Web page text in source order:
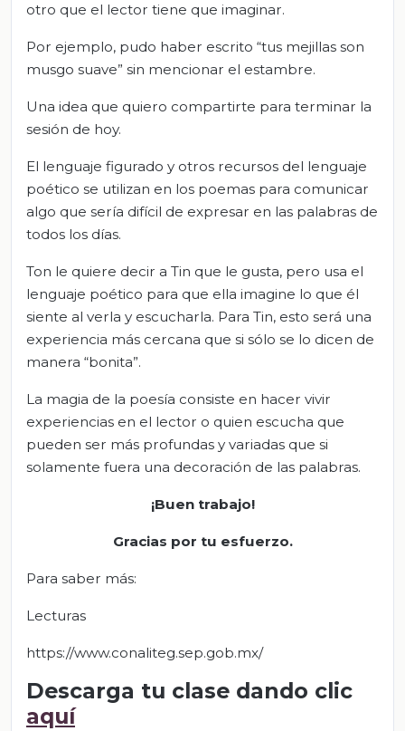
otro que el lector tiene que imaginar.
Por ejemplo, pudo haber escrito “tus mejillas son
musgo suave” sin mencionar el estambre.
Una idea que quiero compartirte para terminar la
sesión de hoy.
El lenguaje figurado y otros recursos del lenguaje
poético se utilizan en los poemas para comunicar
algo que sería difícil de expresar en las palabras de
todos los días.
Ton le quiere decir a Tin que le gusta, pero usa el
lenguaje poético para que ella imagine lo que él
siente al verla y escucharla. Para Tin, esto será una
experiencia más cercana que si sólo se lo dicen de
manera “bonita”.
La magia de la poesía consiste en hacer vivir
experiencias en el lector o quien escucha que
pueden ser más profundas y variadas que si
solamente fuera una decoración de las palabras.
¡Buen trabajo!
Gracias por tu esfuerzo.
Para saber más:
Lecturas
https://www.conaliteg.sep.gob.mx/
Descarga tu clase dando clic
aquí